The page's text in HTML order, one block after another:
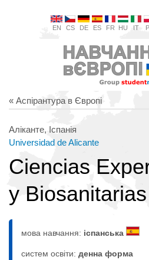
EN CS DE ES FR HU IT
« Аспірантура в Європі
Аліканте, Іспанія
Universidad de Alicante
Ciencias
y Biosanitarias
мова навчання: іспанська
систем освіти: денна форма